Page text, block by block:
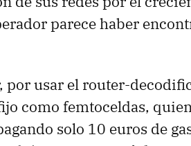
parece haber
por usar el router-
como femtoceldas,
solo 10 euros de